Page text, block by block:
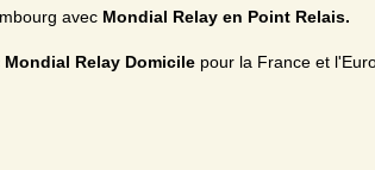
avec Mondial Relay en Point Relais.
Mondial Relay Domicile pour la France et